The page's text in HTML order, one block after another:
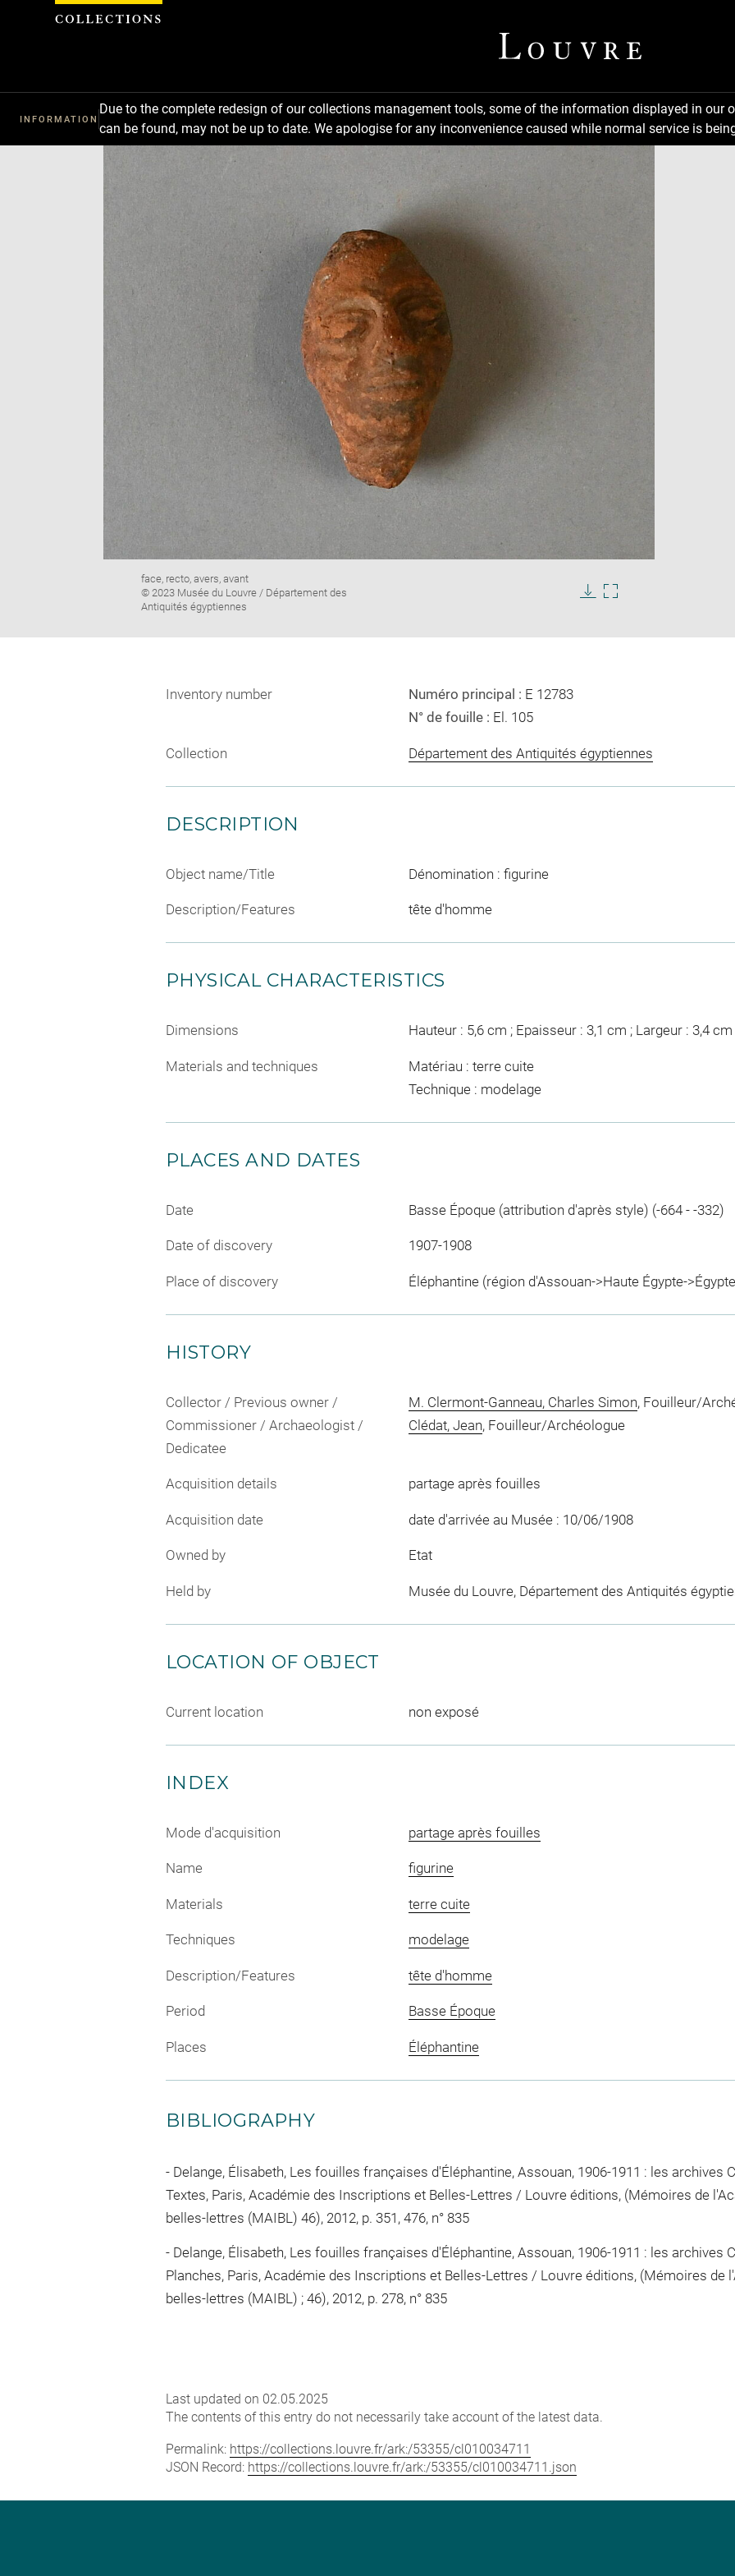
INFORMATION
Due to the complete redesign of our collections management tools, some of the information displayed in
can be found, may not be up to date. We apologise for any inconvenience caused while normal service is
Image
caption:
face, recto, avers, avant
© 2023 Musée du Louvre / Département des
Antiquités égyptiennes
in
Inventory number Numéro principal : E 12783
N° de fouille : El. 105
Collection Département des Antiquités égyptiennes
DESCRIPTION
Object name/Title Dénomination : figurine
Description/Features tête d'homme
PHYSICAL CHARACTERISTICS
Dimensions Hauteur : 5,6 cm ; Epaisseur : 3,1 cm ; Largeur : 3,4 cm
Materials and techniques
Matériau : terre cuite
Technique : modelage
PLACES AND DATES
Date Basse Époque (attribution d'après style) (-664 - -332)
Date of discovery 1907-1908
Place of discovery Éléphantine (région d'Assouan->Haute Égypte-
HISTORY
Collector / Previous owner /
Commissioner / Archaeologist /
Dedicatee
M. Clermont-Ganneau, Charles Simon, Fouilleur/
Clédat, Jean, Fouilleur/Archéologue
Acquisition details partage après fouilles
Acquisition date date d'arrivée au Musée : 10/06/1908
Owned by Etat
Held by Musée du Louvre, Département des Antiquités
LOCATION OF OBJECT
Current location non exposé
INDEX
Mode d'acquisition partage après fouilles
Name figurine
Materials terre cuite
Techniques modelage
Description/Features tête d'homme
Period Basse Époque
Places Éléphantine
BIBLIOGRAPHY
Delange, Élisabeth, Les fouilles françaises d'Éléphantine, Assouan, 1906-1911 : les archives
Textes, Paris, Académie des Inscriptions et Belles-Lettres / Louvre éditions, (Mémoires de
belles-lettres (MAIBL) 46), 2012, p. 351, 476, n° 835
Delange, Élisabeth, Les fouilles françaises d'Éléphantine, Assouan, 1906-1911 : les archives
Planches, Paris, Académie des Inscriptions et Belles-Lettres / Louvre éditions, (Mémoires de
belles-lettres (MAIBL) ; 46), 2012, p. 278, n° 835
Last updated on 02.05.2025
The contents of this entry do not necessarily take account of the latest data.
Permalink: https://collections.louvre.fr/ark:/53355/cl010034711
JSON Record: https://collections.louvre.fr/ark:/53355/cl010034711.json
Cookies management panel